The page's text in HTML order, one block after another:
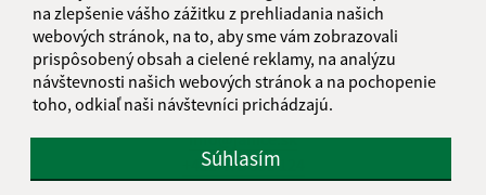
na zlepšenie vášho zážitku z prehliadania našich
webových stránok, na to, aby sme vám zobrazovali
prispôsobený obsah a cielené reklamy, na analýzu
návštevnosti našich webových stránok a na pochopenie
toho, odkiaľ naši návštevníci prichádzajú.
Súhlasím
Obecný úrad Janice
Janice 54
980 42 Rimavská Seč
info@janice.sk
+421 475 593 124